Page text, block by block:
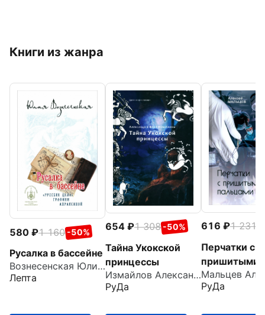
Книги из жанра
580 1 160 -50%
Русалка в бассейне
Вознесенская Юлия Николаевна
Лепта
654 1 308 -50%
Тайна Укокской
принцессы
Измайлов Александр
РуДа
616 1 231
Перчатки с
пришитыми
пальцами
РуДа